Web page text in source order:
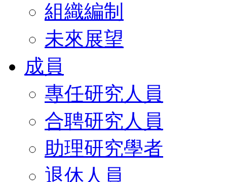
組織編制
未來展望
成員
專任研究人員
合聘研究人員
助理研究學者
退休人員